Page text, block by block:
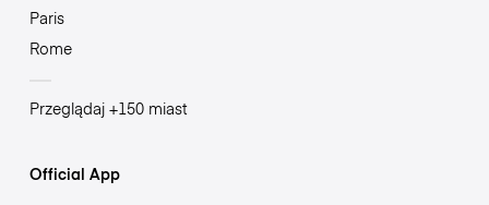
Paris
Rome
Przeglądaj +150 miast
Official App